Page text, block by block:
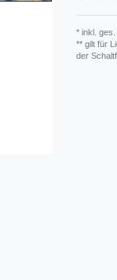
* inkl. ges.
** gilt für
der